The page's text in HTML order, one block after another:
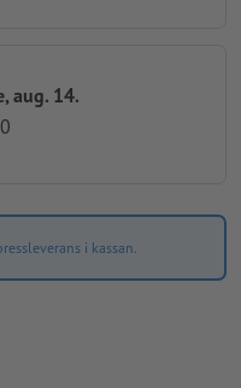
aug. 14.
i kassan.